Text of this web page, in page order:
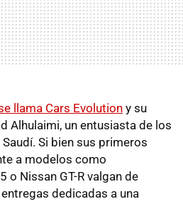
llama Cars Evolution y su
Alhulaimi, un entusiasta de los
Si bien sus primeros
a modelos como
o Nissan GT-R valgan de
dedicadas a una